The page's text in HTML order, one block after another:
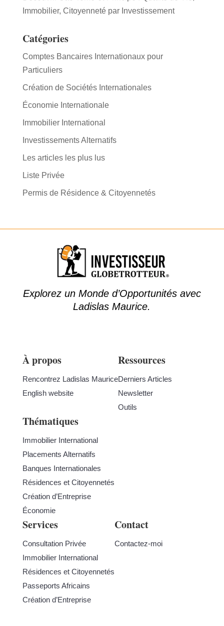
Immobilier, Citoyenneté par Investissement
Catégories
Comptes Bancaires Internationaux pour
Particuliers
Création de Sociétés Internationales
Économie Internationale
Immobilier International
Investissements Alternatifs
Les articles les plus lus
Liste Privée
Permis de Résidence & Citoyennetés
Explorez un Monde d’Opportunités avec
Ladislas Maurice.
À propos
Rencontrez Ladislas Maurice
English website
Ressources
Derniers Articles
Newsletter
Outils
Thématiques
Immobilier International
Placements Alternatifs
Banques Internationales
Résidences et Citoyennetés
Création d’Entreprise
Économie
Services
Consultation Privée
Immobilier International
Résidences et Citoyennetés
Passeports Africains
Création d’Entreprise
Contact
Contactez-moi